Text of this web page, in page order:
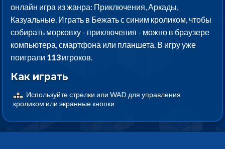
онлайн игра из жанра: Приключения, Аркады,
Казуальные. Играть в Бежать с синим кроликом, чтобы
собирать морковку - приключения - можно в браузере
компьютера, смартфона или планшета. В игру уже
поиграли 113игроков.
Как играть
Используйте стрелки или WAD для управления
кроликом или экранные кнопки